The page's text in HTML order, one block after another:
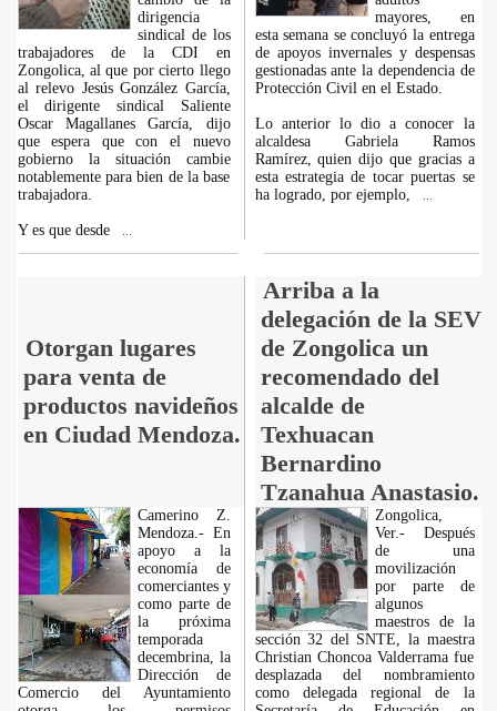
dirigencia
sindical de los
trabajadores de la CDI en
Zongolica, al que por cierto llego
al relevo Jesús González García,
el dirigente sindical Saliente
Oscar Magallanes García, dijo
que espera que con el nuevo
gobierno la situación cambie
notablemente para bien de la base
trabajadora.
Y es que desde
mayores, en
esta semana se concluyó la entrega
de apoyos invernales y despensas
gestionadas ante la dependencia de
Protección Civil en el Estado.
Lo anterior lo dio a conocer la
alcaldesa Gabriela Ramos
Ramírez, quien dijo que gracias a
esta estrategia de tocar puertas se
ha logrado, por ejemplo,
Otorgan lugares
para venta de
productos navideños
en Ciudad Mendoza.
Arriba a la
delegación de la SEV
de Zongolica un
recomendado del
alcalde de
Texhuacan
Bernardino
Tzanahua Anastasio.
Camerino Z.
Mendoza.- En
apoyo a la
economía de
comerciantes y
como parte de
la próxima
temporada
decembrina, la
Dirección de
Comercio del Ayuntamiento
Zongolica,
Ver.- Después
de una
movilización
por parte de
algunos
maestros de la
sección 32 del SNTE, la maestra
Christian Choncoa Valderrama fue
desplazada del nombramiento
como delegada regional de la